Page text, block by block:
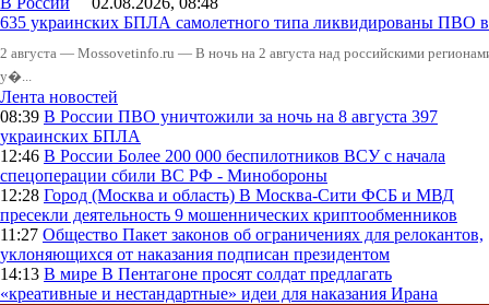
635 украинских БПЛА самолетного типа ликвидированы ПВО
2 августа — Mossovetinfo.ru — В ночь на 2 августа над российскими
у�...
Лента новостей
08:39 В России ПВО уничтожили за ночь на 8 августа 397
украинских БПЛА
12:46 В России Более 200 000 беспилотников ВСУ с начала
спецоперации сбили ВС РФ - Минобороны
12:28 Город (Москва и область) В Москва-Сити ФСБ и МВД
пресекли деятельность 9 мошеннических криптообменников
11:27 Общество Пакет законов об ограничениях для релокантов,
уклоняющихся от наказания подписан президентом
14:13 В мире В Пентагоне просят солдат предлагать
«креативные и нестандартные» идеи для наказания Ирана